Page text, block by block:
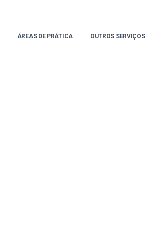
ÁREAS DE PRÁTICA OUTROS SERVIÇOS